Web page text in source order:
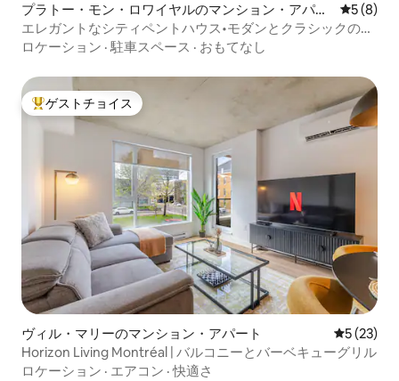
プラトー・モン・ロワイヤルのマンション・アパー
ト
レビュー
5 (8)
エレガントなシティペントハウス•モダンとクラシックの融
合
ロケーション ·駐車スペース · おもてなし
大好評のゲストチョイスです。
ゲストチョイス
ヴィル・マリーのマンション・アパート レビュー
5 (23)
Horizon Living Montréal | バルコニーとバーベキューグリル
ロケーション · エアコン ·快適さ